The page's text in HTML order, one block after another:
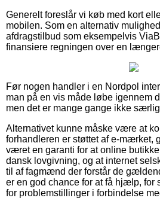
Generelt foreslår vi køb med kort
mobilen. Som en alternativ
afdragstilbud som eksempelvis
finansiere regningen over en
Før nogen handler i en Nordpol
man på en vis måde løbe igennem
men det er mange gange ikke
Alternativet kunne måske være at
forhandleren er støttet af e-mærket,
været en garanti for at online
dansk lovgivning, og at internet
til af fagmænd der forstår de
er en god chance for at få hjælp, for
for problemstillinger i forbindelse